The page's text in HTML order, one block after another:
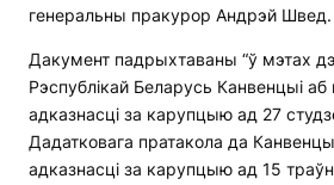
генеральны пракурор Андрэй Швед.
Дакумент падрыхтаваны “ў мэтах
Рэспублікай Беларусь Канвенцыі
адказнасці за карупцыю ад 27
Дадатковага пратакола да
адказнасці за карупцыю ад 15